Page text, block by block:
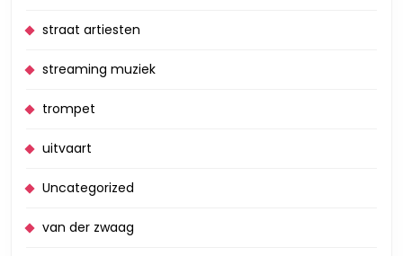
straat artiesten
streaming muziek
trompet
uitvaart
Uncategorized
van der zwaag